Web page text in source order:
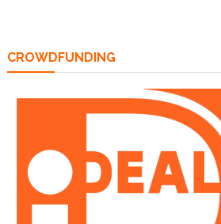
CROWDFUNDING